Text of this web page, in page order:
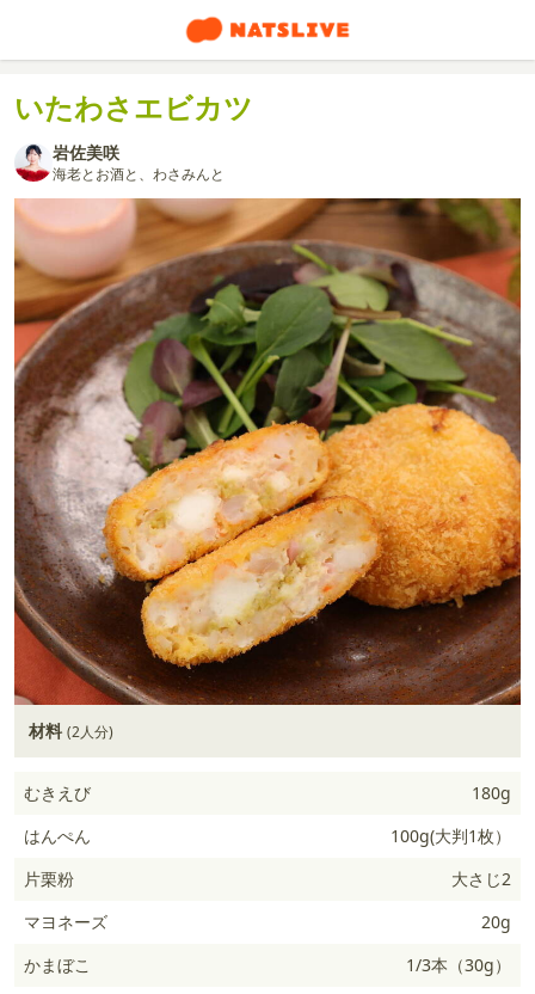
いたわさエビカツ
岩佐美咲
海老とお酒と、わさみんと
材料 (2人分)
むきえび
180g
はんぺん
100g(大判1枚）
片栗粉
大さじ2
マヨネーズ
20g
かまぼこ
1/3本（30g）